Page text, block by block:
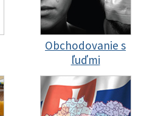
Obchodovanie s
ľuďmi